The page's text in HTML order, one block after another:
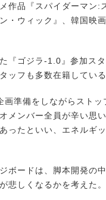
作品『スパイダーマン:
・ウィック』、韓国映
『ゴジラ-1.0』参加ス
ッフも多数在籍している
準備をしながらストッ
メンバー全員が辛い思
ったといい、エネルギ
ボードは、脚本開発の
悲しくなるかを考えた。